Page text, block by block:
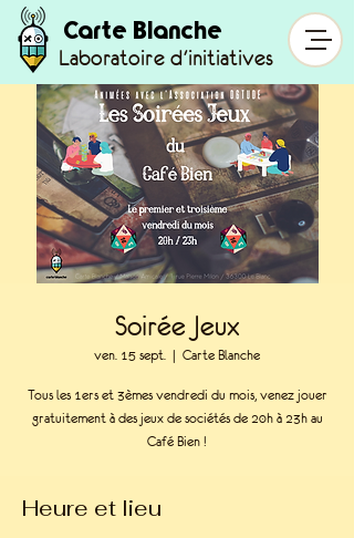
Carte Blanche
Laboratoire d'initiatives
Soirée Jeux
ven. 15 sept. Carte Blanche
Tous les 1ers et 3èmes vendredi du mois, venez jouer
gratuitement à des jeux de sociétés de 20h à 23h au
Café Bien !
Heure et lieu